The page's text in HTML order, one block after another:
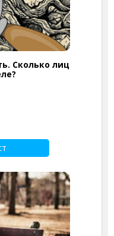
Сколько лиц